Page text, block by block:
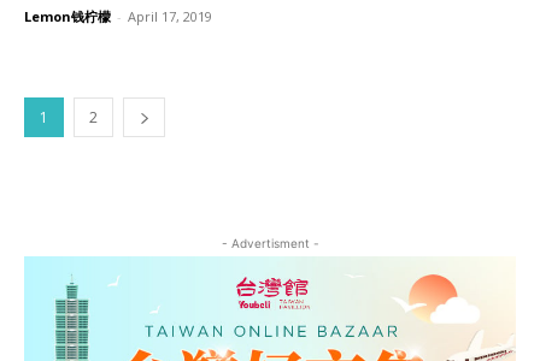
Lemon钱柠檬 - April 17, 2019
1 2
- Advertisment -